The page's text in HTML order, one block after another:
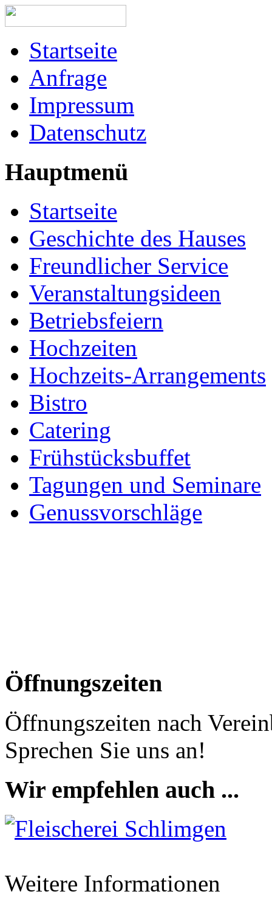
Startseite
Anfrage
Impressum
Datenschutz
Hauptmenü
Startseite
Geschichte des Hauses
Freundlicher Service
Veranstaltungsideen
Betriebsfeiern
Hochzeiten
Hochzeits-Arrangements
Bistro
Catering
Frühstücksbuffet
Tagungen und Seminare
Genussvorschläge
Öffnungszeiten
Öffnungszeiten nach
Sprechen Sie uns an!
Wir empfehlen auch ...
Weitere Informationen